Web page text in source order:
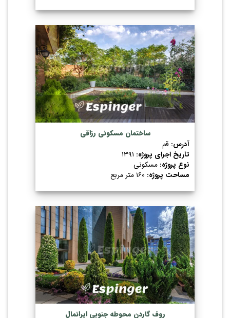
ساختمان مسکونی رزاقی
آدرس: قم
تاریخ اجرای پروژه:
نوع پروژه: مسکونی
مساحت پروژه:
روف گاردن محوطه جنوبی ایرانمال